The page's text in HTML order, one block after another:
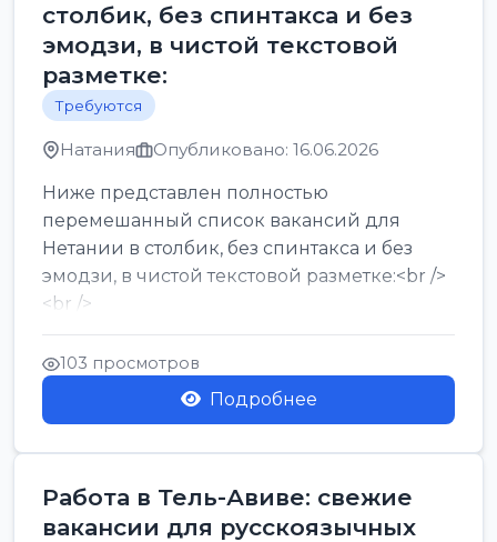
столбик, без спинтакса и без
эмодзи, в чистой текстовой
разметке:
Требуются
Натания Опубликовано: 16.06.2026
Ниже представлен полностью
перемешанный список вакансий для
Нетании в столбик, без спинтакса и без
эмодзи, в чистой текстовой разметке:<br />
<br />
Работа в Нетании на мебельном
производстве: требу...
103 просмотров
Подробнее
Работа в Тель-Авиве: свежие
вакансии для русскоязычных